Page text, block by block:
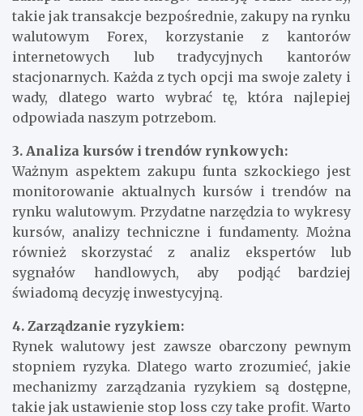
takie jak transakcje bezpośrednie, zakupy na rynku
walutowym Forex, korzystanie z kantorów
internetowych lub tradycyjnych kantorów
stacjonarnych. Każda z tych opcji ma swoje zalety i
wady, dlatego warto wybrać tę, która najlepiej
odpowiada naszym potrzebom.
3. Analiza kursów i trendów rynkowych:
Ważnym aspektem zakupu funta szkockiego jest
monitorowanie aktualnych kursów i trendów na
rynku walutowym. Przydatne narzędzia to wykresy
kursów, analizy techniczne i fundamenty. Można
również skorzystać z analiz ekspertów lub
sygnałów handlowych, aby podjąć bardziej
świadomą decyzję inwestycyjną.
4. Zarządzanie ryzykiem:
Rynek walutowy jest zawsze obarczony pewnym
stopniem ryzyka. Dlatego warto zrozumieć, jakie
mechanizmy zarządzania ryzykiem są dostępne,
takie jak ustawienie stop loss czy take profit. Warto